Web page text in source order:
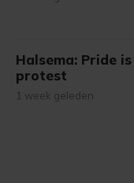
Halsema: Pride
protest
1 week geleden